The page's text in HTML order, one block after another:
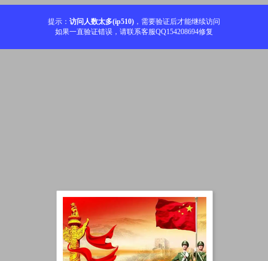
提示： 访问人数太多(ip510) ，需要验证后才能继续访问
如果一直验证错误，请联系客服QQ154208694修复
加载中